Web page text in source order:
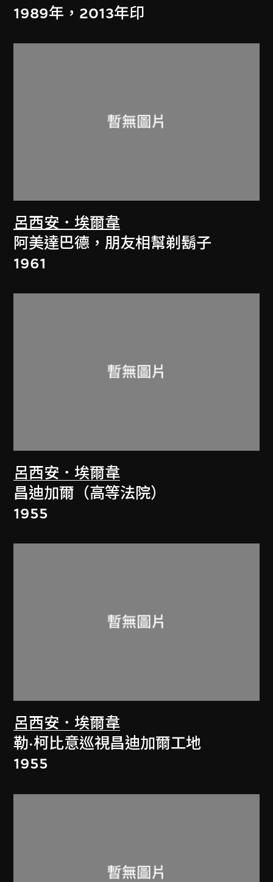
1989年，2013年印
呂西安．埃爾韋
阿美達巴德，朋友相幫剃鬍子
1961
呂西安．埃爾韋
昌迪加爾（高等法院）
1955
呂西安．埃爾韋
勒·柯比意巡視昌迪加爾工地
1955